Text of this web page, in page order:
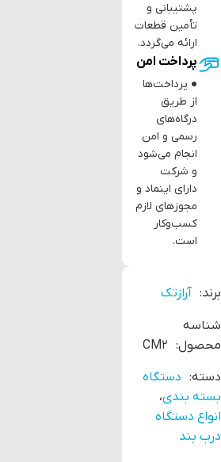
برند: آرازتک
شناسه
محصول: CM2
دسته: دستگاه
بسته بندی،
انواع دستگاه
درب بند
پشتیبانی و
تأمین قطعات
ارائه می‌گردد.
پرداخت امن
● پرداخت‌ها
از طریق
درگاه‌های
رسمی و امن
انجام می‌شود
و شرکت
دارای اینماد و
مجوزهای لازم
کسب‌وکار
است.